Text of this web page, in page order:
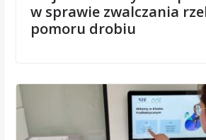
w sprawie zwalczania
pomoru drobiu